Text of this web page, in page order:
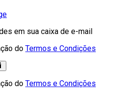
em sua caixa de e-mail
do Termos e Condições
do Termos e Condições